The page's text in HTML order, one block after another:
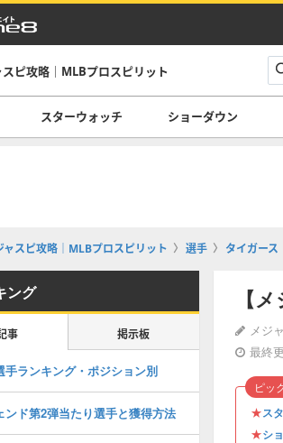
スピ攻略｜MLBプロスピリット
スターウォッチ ショーダウン
ャスピ攻略｜MLBプロスピリット 選手 タイガース
【
メジ
最終
★ス
★シ
ピッ
ング
事 掲示板
手ランキング・ポジション別
ンド第2弾当たり選手と獲得方法